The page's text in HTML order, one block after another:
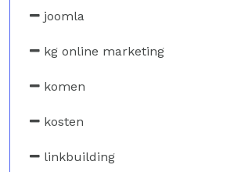
joomla
kg online marketing
komen
kosten
linkbuilding